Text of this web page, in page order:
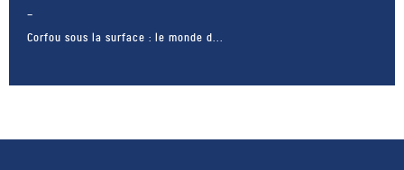
Corfou sous la surface : le monde d...